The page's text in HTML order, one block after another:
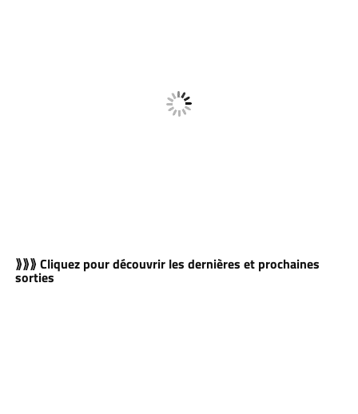
⟫⟫⟫ Cliquez pour découvrir les dernières et prochaines
sorties